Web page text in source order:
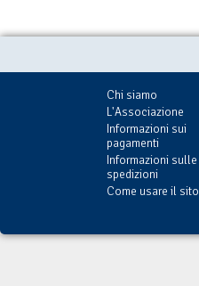
Chi siamo
L'Associazione
Informazioni sui
pagamenti
Informazioni sulle
spedizioni
Come usare il sito